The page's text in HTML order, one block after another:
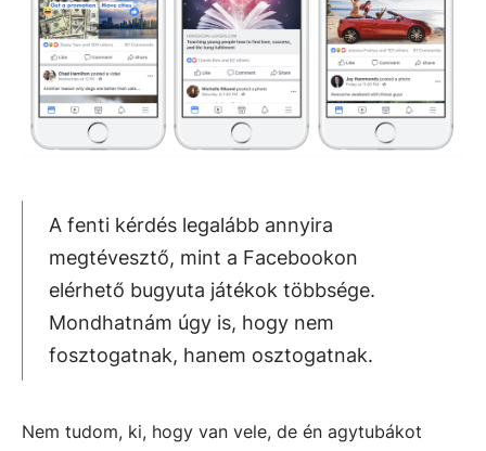
A fenti kérdés legalább annyira
megtévesztő, mint a Facebookon
elérhető bugyuta játékok többsége.
Mondhatnám úgy is, hogy nem
fosztogatnak, hanem osztogatnak.
Nem tudom, ki, hogy van vele, de én agytubákot